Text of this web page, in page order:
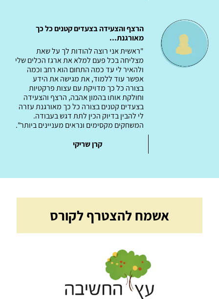
הרצף והצעידה בצעדים קטנים כל כך
מאורגנת...
"ראשית אני רוצה להודות לך על שאת
מצליחה בכל פעם למלא את ארגז הכלים שלי
ולהאיר לי עד כמה התחום הוא רחב וכמה
אפשר עוד ללמוד, את מגישה את הידע
בצורה כל כך מדויקת עם עצות פרקטיות
וחולקת אותו בהמון אהבה, הרצף והצעידה
בצעדים קטנים בצורה כל כך מאורגנת עזרה
לי להבין בדיוק הכין לתת דגש בעבודה.
המשחקים מקסימים ונראים מעניינים ביותר".
קרן שריקי
אשמח להצטרף לקורס